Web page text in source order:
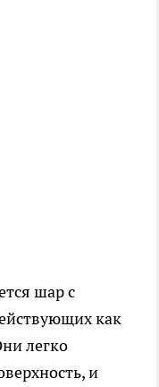
шар с
как
легко
и